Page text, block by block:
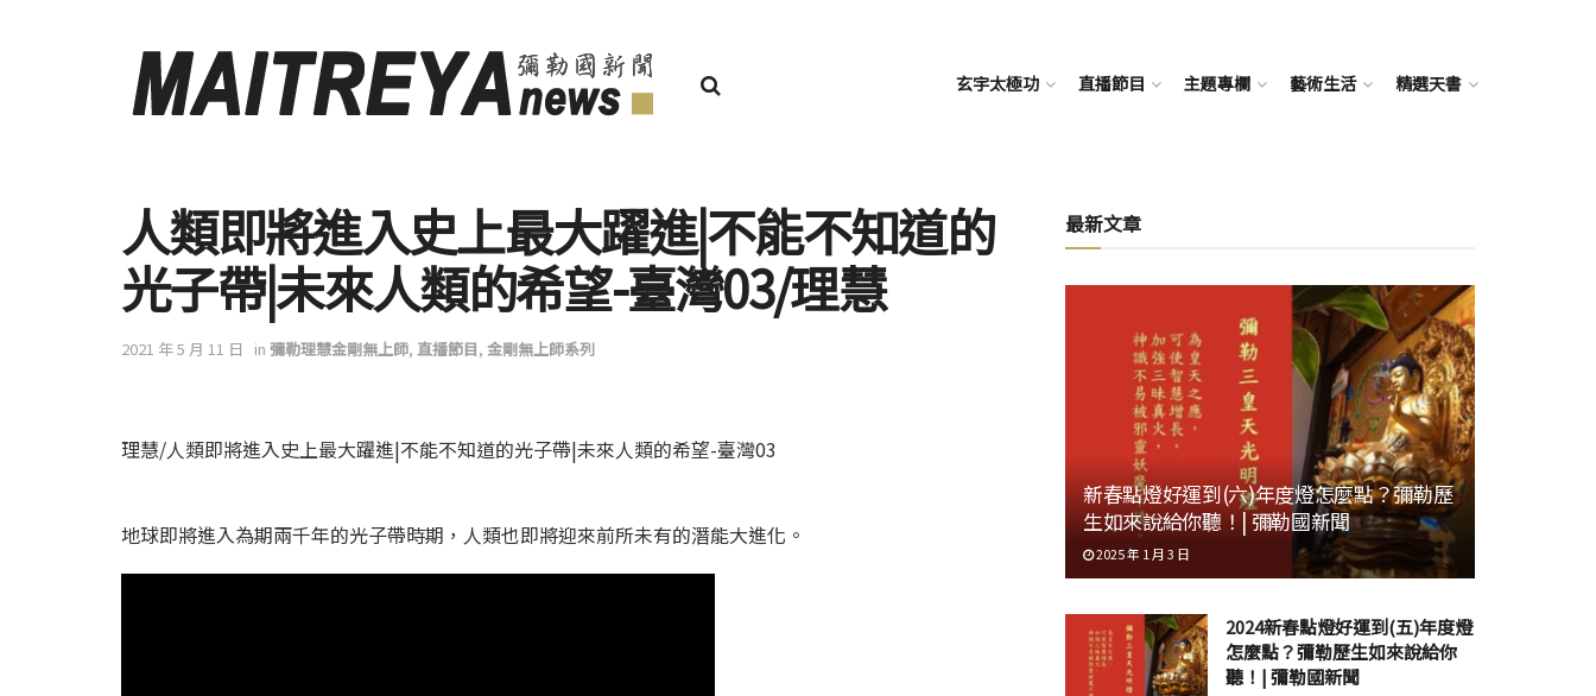
玄宇太極功 直播節目 主題專欄 藝術生活 精選天書
人類即將進入史上最大躍進|不能不知道的
光子帶|未來人類的希望-臺灣03/理慧
2021 年 5 月 11 日 in 彌勒理慧金剛無上師, 直播節目, 金剛無上師系列
理慧/人類即將進入史上最大躍進|不能不知道的光子帶|未來人類的希望-臺灣03
地球即將進入為期兩千年的光子帶時期，人類也即將迎來前所未有的潛能大進化。
最新文章
新春點燈好運到(六)年度燈怎麼點？彌勒歷
生如來說給你聽！| 彌勒國新聞
2025 年 1 月 3 日
2024新春點燈好運到(五)年度燈
怎麼點？彌勒歷生如來說給你
聽！| 彌勒國新聞